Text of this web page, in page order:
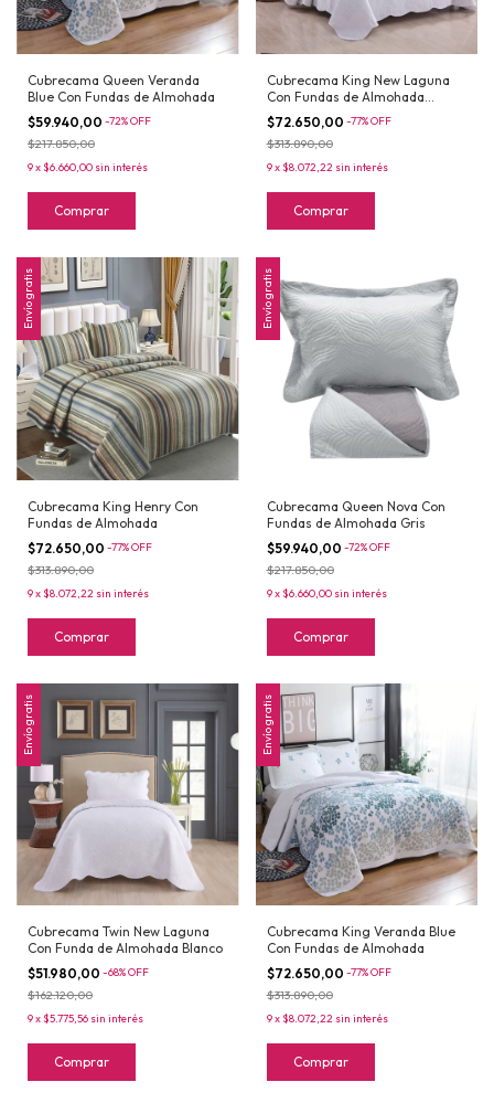
Cubrecama Queen Veranda
Blue Con Fundas de Almohada
$59.940,00 -72%OFF
$217.850,00
9x$6.660,00 sin interés
Comprar
Cubrecama King New Laguna
Con Fundas de Almohada
Blanco
$72.650,00 -77%OFF
$313.890,00
9x$8.072,22 sin interés
Comprar
Envío gratis
Cubrecama King Henry Con
Fundas de Almohada
$72.650,00 -77%OFF
$313.890,00
9x$8.072,22 sin interés
Comprar
Envío gratis
Cubrecama Queen Nova Con
Fundas de Almohada Gris
$59.940,00 -72%OFF
$217.850,00
9x$6.660,00 sin interés
Comprar
Envío gratis
Cubrecama Twin New Laguna
Con Funda de Almohada Blanco
$51.980,00 -68%OFF
$162.120,00
9x$5.775,56 sin interés
Comprar
Envío gratis
Cubrecama King Veranda Blue
Con Fundas de Almohada
$72.650,00 -77%OFF
$313.890,00
9x$8.072,22 sin interés
Comprar